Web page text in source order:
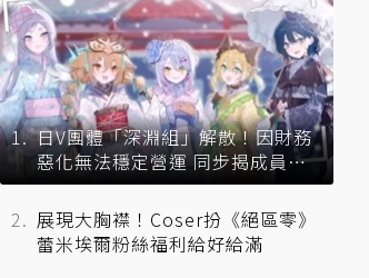
日V團體「深淵組」解散！因財務
惡化無法穩定營運 同步揭成員未
來去向
展現大胸襟！Coser扮《絕區零》
蕾米埃爾粉絲福利給好給滿